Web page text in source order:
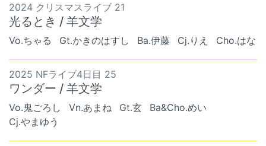
2024 クリスマスライブ 21
光るとき / 羊文学
Vo.ちゃる Gt.かきのはすし Ba.伊藤 Cj.りえ Cho.はな
2025 NFライブ4日目 25
ワンダー / 羊文学
Vo.鬼ごろし Vn.あまね Gt.玄
Ba&Cho.めい
Cj.やまゆう